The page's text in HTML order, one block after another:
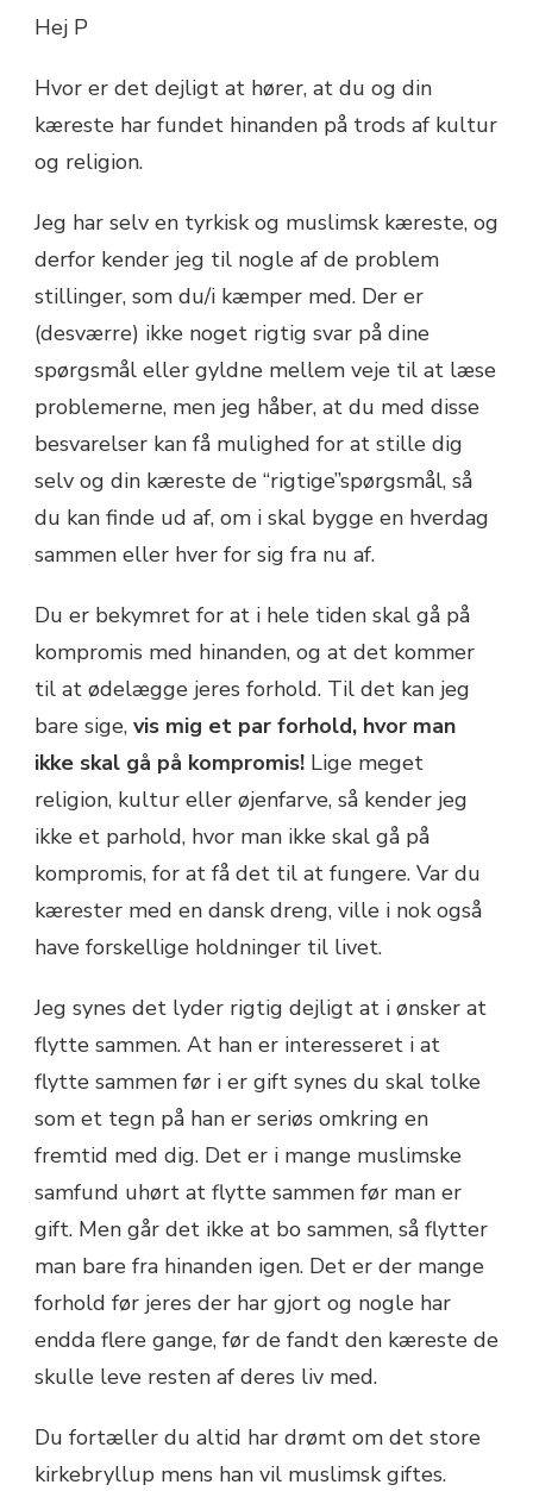
Hej P
Hvor er det dejligt at hører, at du og din
kæreste har fundet hinanden på trods af kultur
og religion.
Jeg har selv en tyrkisk og muslimsk kæreste, og
derfor kender jeg til nogle af de problem
stillinger, som du/i kæmper med. Der er
(desværre) ikke noget rigtig svar på dine
spørgsmål eller gyldne mellem veje til at læse
problemerne, men jeg håber, at du med disse
besvarelser kan få mulighed for at stille dig
selv og din kæreste de “rigtige”spørgsmål, så
du kan finde ud af, om i skal bygge en hverdag
sammen eller hver for sig fra nu af.
Du er bekymret for at i hele tiden skal gå på
kompromis med hinanden, og at det kommer
til at ødelægge jeres forhold. Til det kan jeg
bare sige, vis mig et par forhold, hvor man
ikke skal gå på kompromis! Lige meget
religion, kultur eller øjenfarve, så kender jeg
ikke et parhold, hvor man ikke skal gå på
kompromis, for at få det til at fungere. Var du
kærester med en dansk dreng, ville i nok også
have forskellige holdninger til livet.
Jeg synes det lyder rigtig dejligt at i ønsker at
flytte sammen. At han er interesseret i at
flytte sammen før i er gift synes du skal tolke
som et tegn på han er seriøs omkring en
fremtid med dig. Det er i mange muslimske
samfund uhørt at flytte sammen før man er
gift. Men går det ikke at bo sammen, så flytter
man bare fra hinanden igen. Det er der mange
forhold før jeres der har gjort og nogle har
endda flere gange, før de fandt den kæreste de
skulle leve resten af deres liv med.
Du fortæller du altid har drømt om det store
kirkebryllup mens han vil muslimsk giftes.